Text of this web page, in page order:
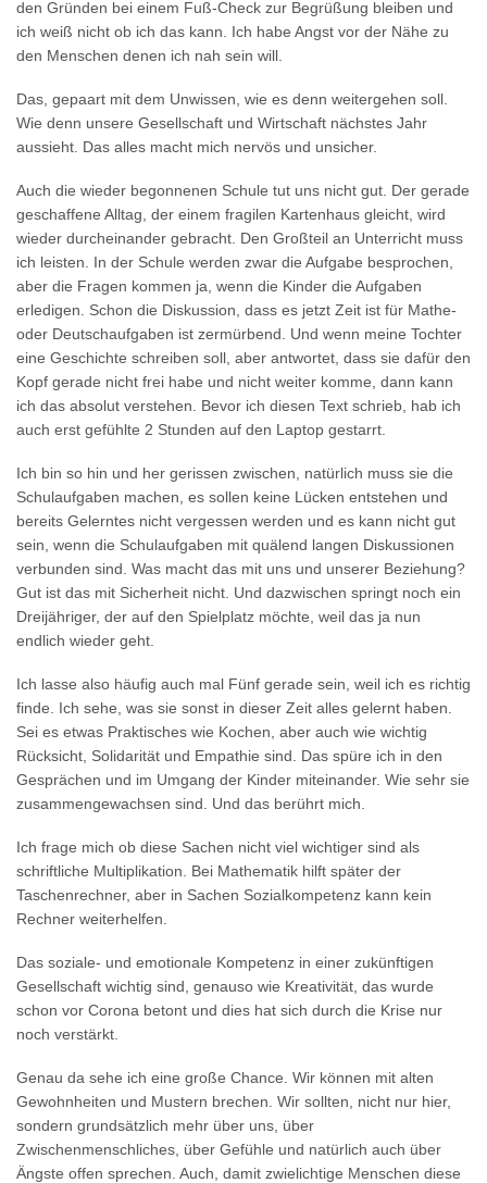
den Gründen bei einem Fuß-Check zur Begrüßung bleiben und
ich weiß nicht ob ich das kann. Ich habe Angst vor der Nähe zu
den Menschen denen ich nah sein will.
Das, gepaart mit dem Unwissen, wie es denn weitergehen soll.
Wie denn unsere Gesellschaft und Wirtschaft nächstes Jahr
aussieht. Das alles macht mich nervös und unsicher.
Auch die wieder begonnenen Schule tut uns nicht gut. Der gerade
geschaffene Alltag, der einem fragilen Kartenhaus gleicht, wird
wieder durcheinander gebracht. Den Großteil an Unterricht muss
ich leisten. In der Schule werden zwar die Aufgabe besprochen,
aber die Fragen kommen ja, wenn die Kinder die Aufgaben
erledigen. Schon die Diskussion, dass es jetzt Zeit ist für Mathe-
oder Deutschaufgaben ist zermürbend. Und wenn meine Tochter
eine Geschichte schreiben soll, aber antwortet, dass sie dafür den
Kopf gerade nicht frei habe und nicht weiter komme, dann kann
ich das absolut verstehen. Bevor ich diesen Text schrieb, hab ich
auch erst gefühlte 2 Stunden auf den Laptop gestarrt.
Ich bin so hin und her gerissen zwischen, natürlich muss sie die
Schulaufgaben machen, es sollen keine Lücken entstehen und
bereits Gelerntes nicht vergessen werden und es kann nicht gut
sein, wenn die Schulaufgaben mit quälend langen Diskussionen
verbunden sind. Was macht das mit uns und unserer Beziehung?
Gut ist das mit Sicherheit nicht. Und dazwischen springt noch ein
Dreijähriger, der auf den Spielplatz möchte, weil das ja nun
endlich wieder geht.
Ich lasse also häufig auch mal Fünf gerade sein, weil ich es richtig
finde. Ich sehe, was sie sonst in dieser Zeit alles gelernt haben.
Sei es etwas Praktisches wie Kochen, aber auch wie wichtig
Rücksicht, Solidarität und Empathie sind. Das spüre ich in den
Gesprächen und im Umgang der Kinder miteinander. Wie sehr sie
zusammengewachsen sind. Und das berührt mich.
Ich frage mich ob diese Sachen nicht viel wichtiger sind als
schriftliche Multiplikation. Bei Mathematik hilft später der
Taschenrechner, aber in Sachen Sozialkompetenz kann kein
Rechner weiterhelfen.
Das soziale- und emotionale Kompetenz in einer zukünftigen
Gesellschaft wichtig sind, genauso wie Kreativität, das wurde
schon vor Corona betont und dies hat sich durch die Krise nur
noch verstärkt.
Genau da sehe ich eine große Chance. Wir können mit alten
Gewohnheiten und Mustern brechen. Wir sollten, nicht nur hier,
sondern grundsätzlich mehr über uns, über
Zwischenmenschliches, über Gefühle und natürlich auch über
Ängste offen sprechen. Auch, damit zwielichtige Menschen diese